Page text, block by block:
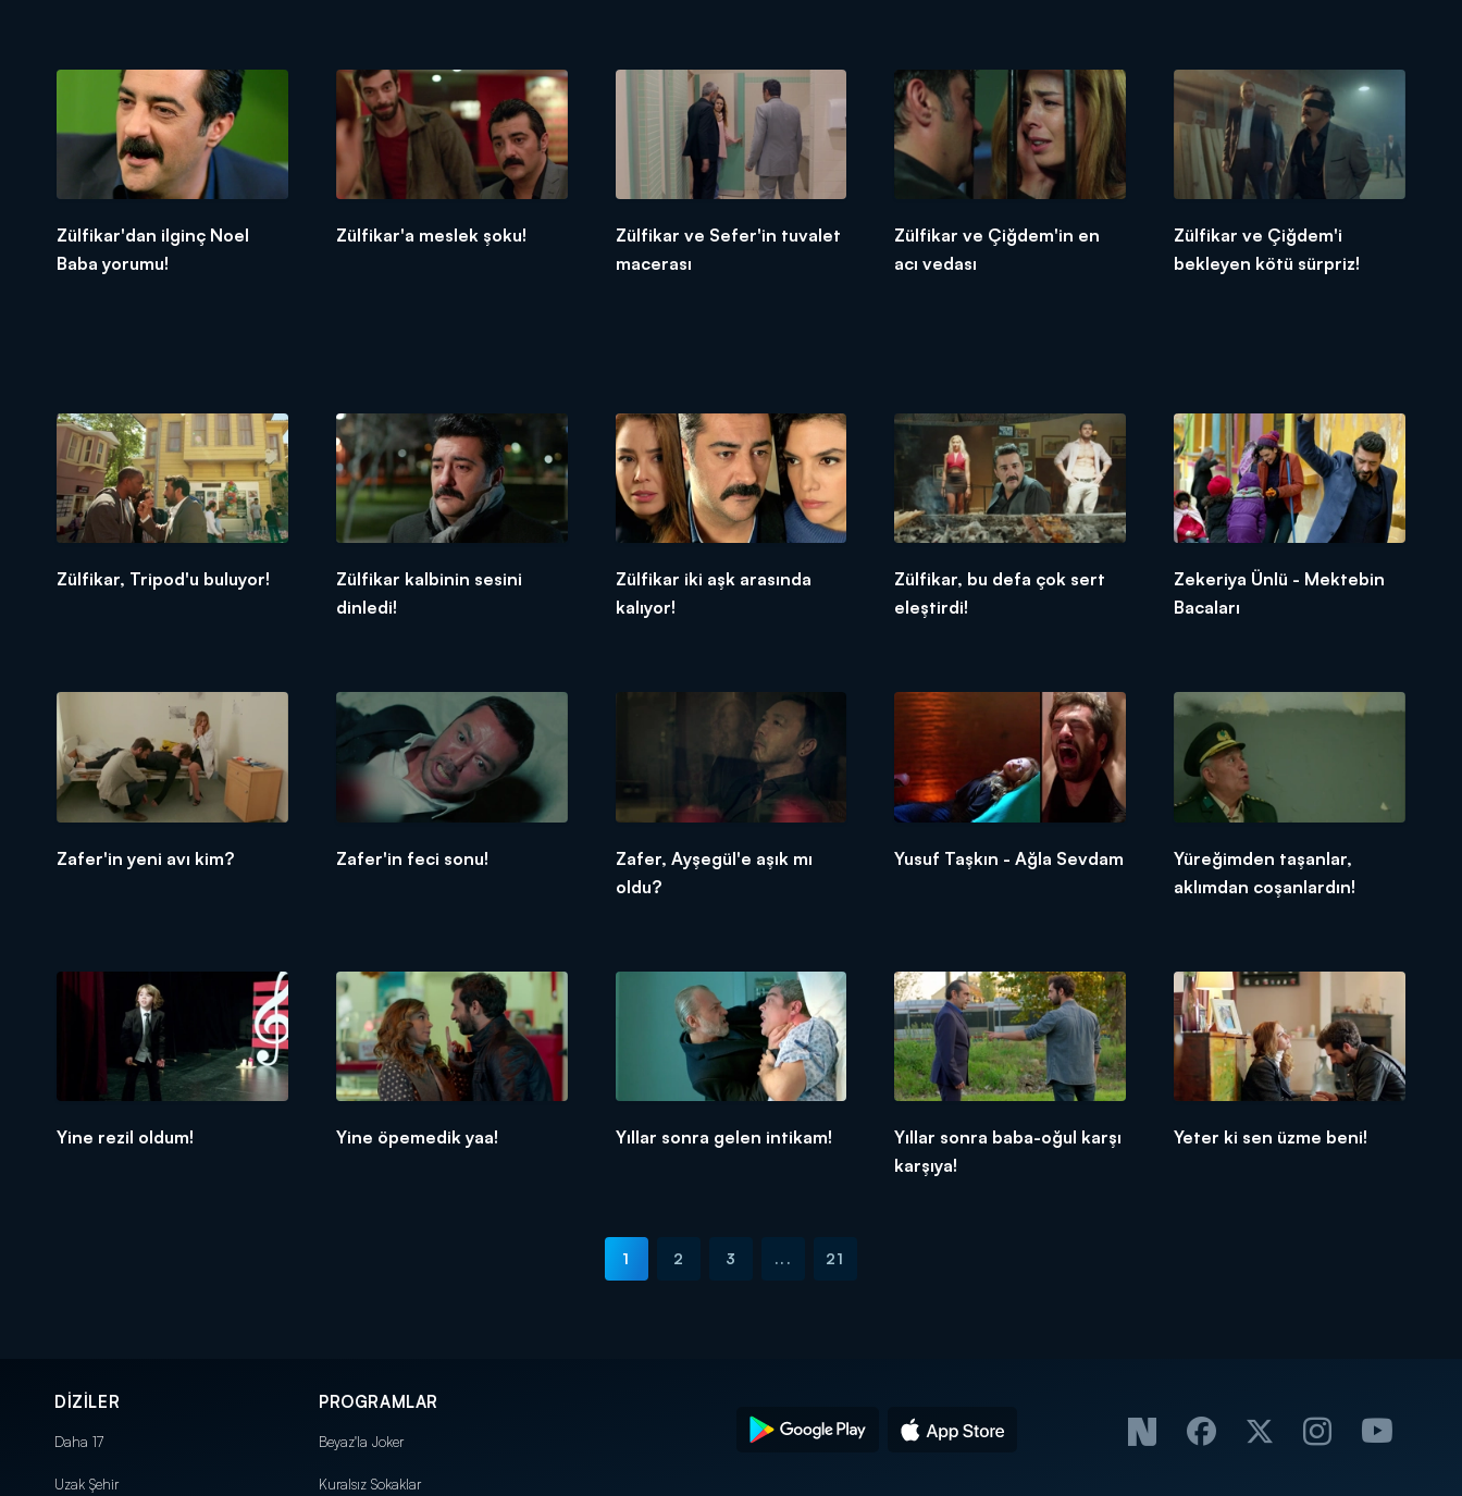
Zülfikar'dan ilginç Noel
Baba yorumu!
Zülfikar'a meslek şoku!
Zülfikar ve Sefer'in tuvalet
macerası
Zülfikar ve Çiğdem'in en
acı vedası
Zülfikar ve Çiğdem'i
bekleyen kötü sürpriz!
Zülfikar, Tripod'u buluyor!
Zülfikar kalbinin sesini
dinledi!
Zülfikar iki aşk arasında
kalıyor!
Zülfikar, bu defa çok sert
eleştirdi!
Zekeriya Ünlü - Mektebin
Bacaları
Zafer'in yeni avı kim? Zafer'in feci sonu!
Zafer, Ayşegül'e aşık mı
oldu?
Yusuf Taşkın - Ağla Sevdam
Yüreğimden taşanlar,
aklımdan coşanlardın!
Yine rezil oldum! Yine öpemedik yaa! Yıllar sonra gelen intikam!
Yıllar sonra baba-oğul karşı
karşıya!
Yeter ki sen üzme beni!
1 2 3 ... 21
DİZİLER
Daha 17
Uzak Şehir
PROGRAMLAR
Beyaz'la Joker
Kuralsız Sokaklar